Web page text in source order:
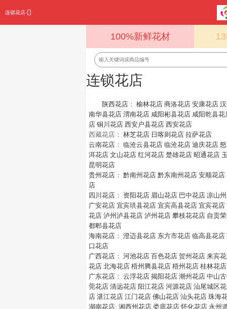
连锁花店-
100%新鲜花材
连锁花店
陕西花店 ： 榆林花店 商洛花店 安康花店
南华县花店 渭南花店 咸阳彬县花店 咸阳乾县花
店 铜川花店 西安户县花店 西安花店
西藏花店： 林芝花店 日喀则花店 拉萨花店
云南花店 ： 临沧云县花店 临沧花店 迪庆花店
洱花店 文山花店 红河花店 楚雄花店 昭通花店
昆明花店
贵州花店 ： 黔南州花店 黔东南州花店 安顺花店
店
四川花店 ： 资阳花店 眉山花店 巴中花店 凉山
广安花店 宜宾珙县花店 宜宾高县花店 宜宾花店
花店 泸州泸县花店 泸州花店 攀枝花花店 自贡
都郫县花店
海南花店 ： 澄迈县花店 东方市花店 临高县花店
口花店
广西花店 ： 河池花店 百色花店 贺州花店 来宾
花店 北海花店 梧州腾县花店 梧州花店 桂林花店
广东花店 ： 云浮花店 揭阳花店 潮州花店 中山
莞花店 清远花店 阳江花店 河源花店 汕尾城区
店 湛江花店 江门花店 佛山花店 汕头花店 珠海
湖南花店: 湘西州花店 娄底花店 怀化花店 永州